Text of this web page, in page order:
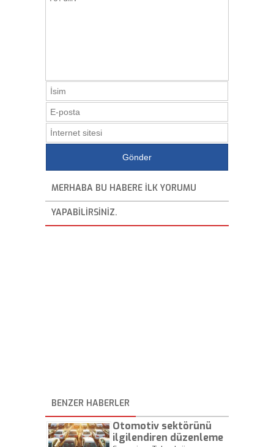
MERHABA BU HABERE ILK YORUMU
YAPABILIRSINIZ.
BENZER HABERLER
Otomotiv sektörünü
ilgilendiren düzenleme